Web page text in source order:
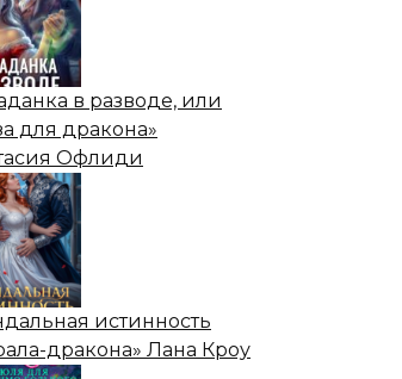
в разводе, или
для дракона»
Офлиди
истинность
дракона» Лана Кроу